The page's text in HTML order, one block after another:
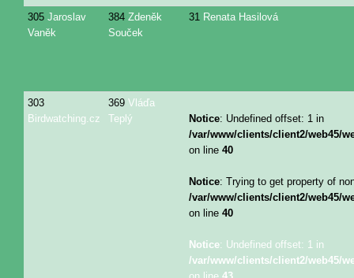
305 Jaroslav
Vaněk
384 Zdeněk
Souček
31 Renata Hasilová
303
Birdwatching.cz
369 Vláďa
Teplý
Notice: Undefined offset: 1 in
/var/www/clients/client2/web45/
on line 40
Notice: Trying to get property of
/var/www/clients/client2/web45/
on line 40
Notice: Undefined offset: 1 in
/var/www/clients/client2/web45/